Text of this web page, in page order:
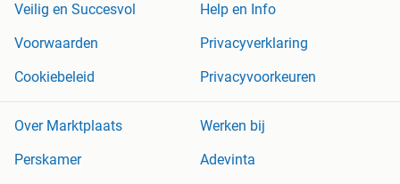
Veilig en Succesvol
Help en Info
Voorwaarden
Privacyverklaring
Cookiebeleid
Privacyvoorkeuren
Over Marktplaats
Werken bij
Perskamer
Adevinta